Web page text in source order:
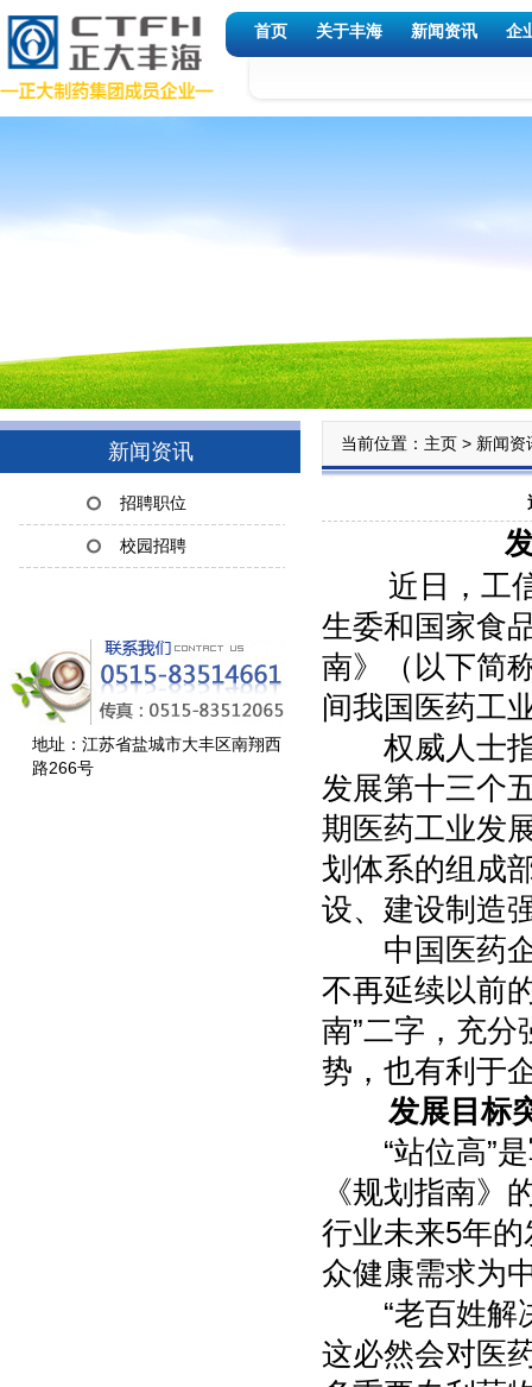
首页 关于丰海 新闻资讯 企
新闻资讯
招聘职位
校园招聘
地址：江苏省盐城市大丰区南翔西
路266号
当前位置： 主页 > 新闻资
近日，工信
生委和国家食
南》（以下简
间我国医药工
权威人士指
发展第十三个
期医药工业发
划体系的组成
设、建设制造
中国医药企
不再延续以前
南”二字，充
势，也有利于
发展目标
“站位高”是
《规划指南》
行业未来5年
众健康需求为
“老百姓解决
这必然会对医